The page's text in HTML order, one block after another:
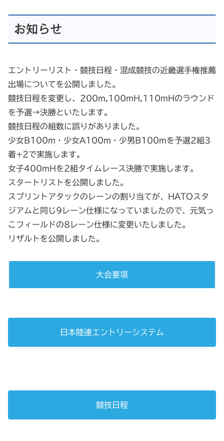
お知らせ
エントリーリスト・競技日程・混成競技の近畿選手権推薦
出場についてを公開しました。
競技日程を変更し、200m,100mH,110mHのラウンド
を予選→決勝といたします。
競技日程の組数に誤りがありました。
少女B100m・少女A100m・少男B100mを予選2組3
着+2で実施します。
女子400mHを2組タイムレース決勝で実施します。
スタートリストを公開しました。
スプリントアタックのレーンの割り当てが、HATOスタ
ジアムと同じ9レーン仕様になっていましたので、元気っ
こフィールドの8レーン仕様に変更いたしました。
リザルトを公開しました。
大会要項
日本陸連エントリーシステム
競技日程